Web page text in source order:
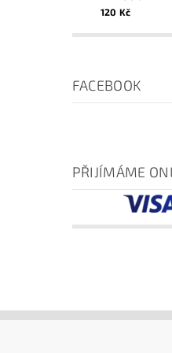
120 Kč
FACEBOOK
PŘIJÍMÁME